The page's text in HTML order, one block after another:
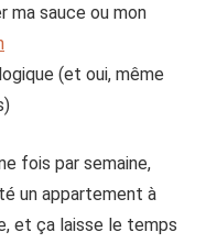
ma sauce ou mon
(et oui, même
fois par semaine,
un appartement à
et ça laisse le temps